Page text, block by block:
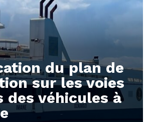
du plan de
sur les voies
des véhicules à